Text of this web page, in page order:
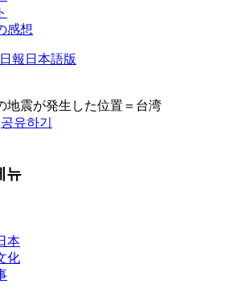
感想
報日本語版
地震が発生した位置＝台湾
공유하기
뉴
本
化